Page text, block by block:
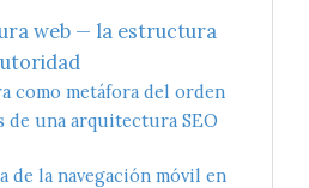
web — la estructura
como metáfora del orden
una arquitectura SEO
de la navegación móvil en